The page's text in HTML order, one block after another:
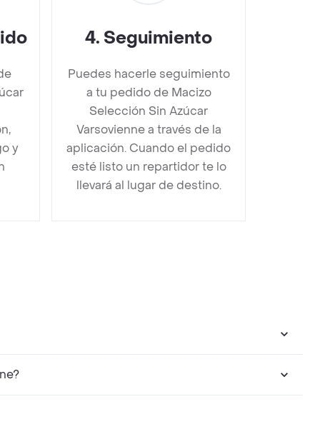
y
4. Seguimiento
Puedes hacerle seguimiento
a tu pedido de Macizo
Selección Sin Azúcar
Varsovienne a través de la
aplicación. Cuando el pedido
esté listo un repartidor te lo
llevará al lugar de destino.